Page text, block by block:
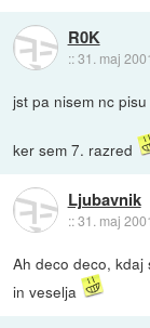
R0K
::31. maj
jst pa nisem nc
ker sem 7. razred
Ljubavnik
::31. maj
Ah deco deco, kdaj
in veselja